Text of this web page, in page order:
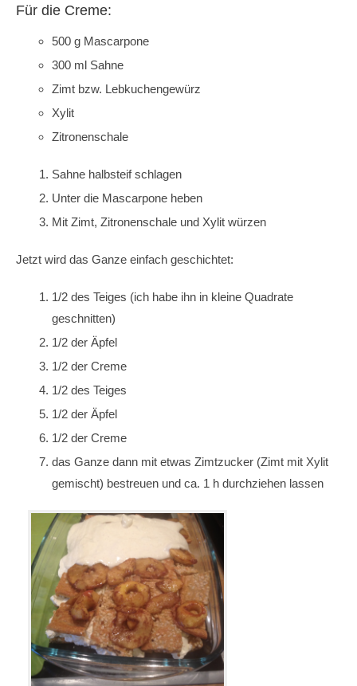
Für die Creme:
500 g Mascarpone
300 ml Sahne
Zimt bzw. Lebkuchengewürz
Xylit
Zitronenschale
Sahne halbsteif schlagen
Unter die Mascarpone heben
Mit Zimt, Zitronenschale und Xylit würzen
Jetzt wird das Ganze einfach geschichtet:
1/2 des Teiges (ich habe ihn in kleine Quadrate
geschnitten)
1/2 der Äpfel
1/2 der Creme
1/2 des Teiges
1/2 der Äpfel
1/2 der Creme
das Ganze dann mit etwas Zimtzucker (Zimt mit Xylit
gemischt) bestreuen und ca. 1 h durchziehen lassen